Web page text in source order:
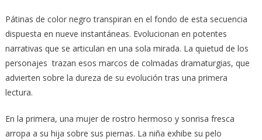
Pátinas de color negro transpiran en el fondo de esta secuencia
dispuesta en nueve instantáneas. Evolucionan en potentes
narrativas que se articulan en una sola mirada. La quietud de los
personajes trazan esos marcos de colmadas dramaturgias, que
advierten sobre la dureza de su evolución tras una primera
lectura.
En la primera, una mujer de rostro hermoso y sonrisa fresca
arropa a su hija sobre sus piernas. La niña exhibe su pelo